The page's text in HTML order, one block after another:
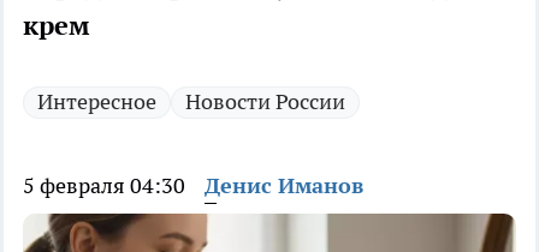
крем
Интересное Новости России
5 февраля 04:30 Денис Иманов